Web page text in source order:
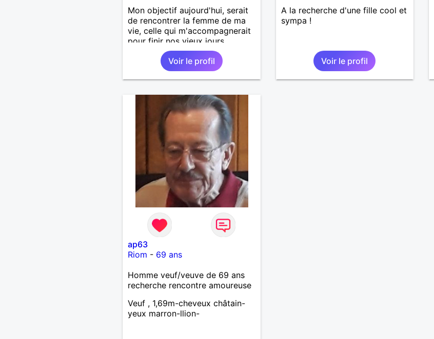
Mon objectif aujourd'hui, serait
de rencontrer la femme de ma
vie, celle qui m'accompagnerait
pour finir nos vieux jours..
Voir le profil
A la recherche d'une fille cool et
sympa !
Voir le profil
ap63
Riom - 69 ans
Homme veuf/veuve de 69 ans
recherche rencontre amoureuse
Veuf , 1,69m-cheveux châtain-
yeux marron-llion-